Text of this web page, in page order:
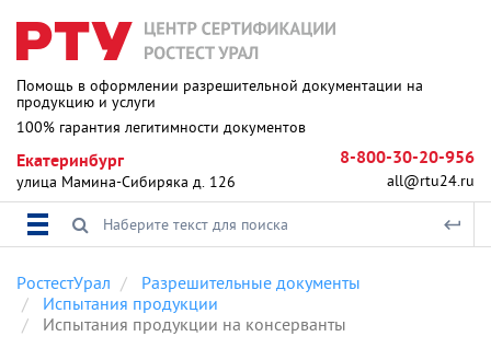
Помощь в оформлении разрешительной документации на
продукцию и услуги
100% гарантия легитимности документов
Екатеринбург
улица Мамина-Сибиряка д. 126
8-800-30-20-956
all@rtu24.ru
РостестУрал
Разрешительные документы
Испытания продукции
Испытания продукции на консерванты